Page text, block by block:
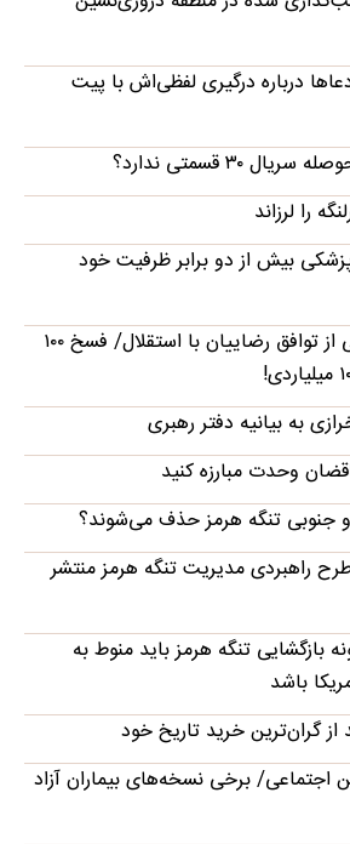
درباره درگیری لفظی‌اش با پیت
۳۰ قسمتی ندارد؟
بیش از دو برابر ظرفیت خود
عجیب و باورنکردنی از توافق رضاییان با استقلال/ فسخ ۱۰۰
به بیانیه دفتر رهبری
وحدت مبارزه کنید
جنوبی تنگه هرمز حذف می‌شوند؟
راهبردی مدیریت تنگه هرمز منتشر
بازگشایی تنگه هرمز باید منوط به
باشد
از گران‌ترین خرید تاریخ خود
اجتماعی/ برخی نسخه‌های بیماران آزاد